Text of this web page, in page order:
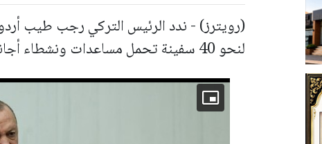
(رويترز) - ندد الرئيس التركي رجب طيب
لنحو 40 سفينة تحمل مساعدات ونشطاء أجانب كانت متجهة إلى غزة،